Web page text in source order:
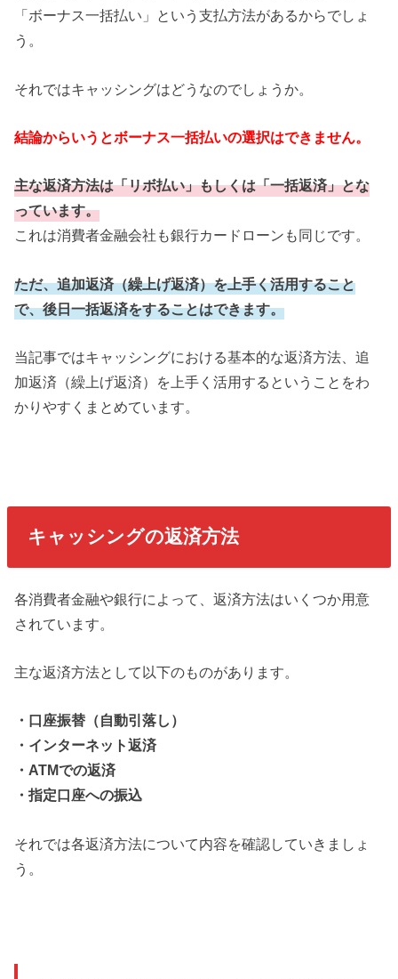
「ボーナス一括払い」という支払方法があるからでしょ
う。
それではキャッシングはどうなのでしょうか。
結論からいうとボーナス一括払いの選択はできません。
主な返済方法は「リボ払い」もしくは「一括返済」とな
っています。
これは消費者金融会社も銀行カードローンも同じです。
ただ、追加返済（繰上げ返済）を上手く活用すること
で、後日一括返済をすることはできます。
当記事ではキャッシングにおける基本的な返済方法、追
加返済（繰上げ返済）を上手く活用するということをわ
かりやすくまとめています。
キャッシングの返済方法
各消費者金融や銀行によって、返済方法はいくつか用意
されています。
主な返済方法として以下のものがあります。
・口座振替（自動引落し）
・インターネット返済
・ATMでの返済
・指定口座への振込
それでは各返済方法について内容を確認していきましょ
う。